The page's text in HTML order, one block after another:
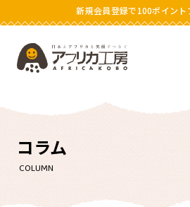
新規会員登録で100ポイント
コラム
COLUMN